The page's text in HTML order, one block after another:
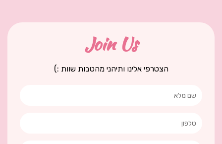
Join Us
הצטרפי אלינו ותיהני מהטבות שוות :)